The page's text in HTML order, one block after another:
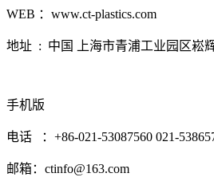
WEB ：www.ct-plastics.com
地址 : 中国 上海市青浦工业园区崧
手机版
电话 ：+86-021-53087560 021-
邮箱：ctinfo@163.com